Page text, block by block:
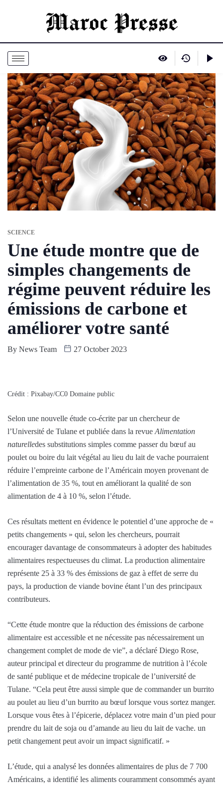
SCIENCE
Une étude montre que de
simples changements de
régime peuvent réduire les
émissions de carbone et
améliorer votre santé
By News Team 27 October 2023
Crédit : Pixabay/CC0 Domaine public
Selon une nouvelle étude co-écrite par un chercheur de
l’Université de Tulane et publiée dans la revue Alimentation
naturelledes substitutions simples comme passer du bœuf au
poulet ou boire du lait végétal au lieu du lait de vache pourraient
réduire l’empreinte carbone de l’Américain moyen provenant de
l’alimentation de 35 %, tout en améliorant la qualité de son
alimentation de 4 à 10 %, selon l’étude.
Ces résultats mettent en évidence le potentiel d’une approche de «
petits changements » qui, selon les chercheurs, pourrait
encourager davantage de consommateurs à adopter des habitudes
alimentaires respectueuses du climat. La production alimentaire
représente 25 à 33 % des émissions de gaz à effet de serre du
pays, la production de viande bovine étant l’un des principaux
contributeurs.
“Cette étude montre que la réduction des émissions de carbone
alimentaire est accessible et ne nécessite pas nécessairement un
changement complet de mode de vie”, a déclaré Diego Rose,
auteur principal et directeur du programme de nutrition à l’école
de santé publique et de médecine tropicale de l’université de
Tulane. “Cela peut être aussi simple que de commander un burrito
au poulet au lieu d’un burrito au bœuf lorsque vous sortez manger.
Lorsque vous êtes à l’épicerie, déplacez votre main d’un pied pour
prendre du lait de soja ou d’amande au lieu du lait de vache. un
petit changement peut avoir un impact significatif. »
L’étude, qui a analysé les données alimentaires de plus de 7 700
Américains, a identifié les aliments couramment consommés ayant